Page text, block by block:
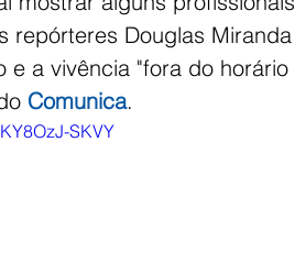
repórteres Douglas
e a vivência "fora do
Comunica.
SKVY